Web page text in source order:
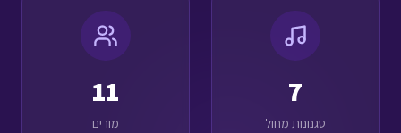
7
סגנונות מחול
11
מורים